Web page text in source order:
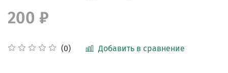
(0) Добавить в сравнение
200 ₽